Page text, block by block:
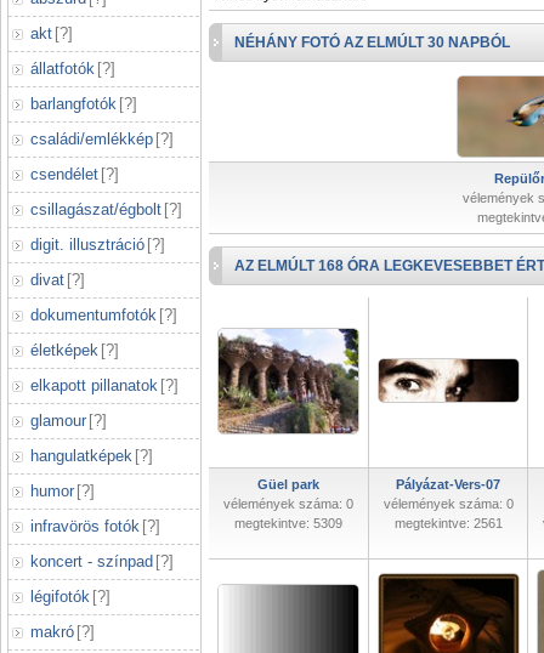
akt [?]
állatfotók [?]
barlangfotók [?]
családi/emlékkép [?]
csendélet [?]
csillagászat/égbolt [?]
digit. illusztráció [?]
divat [?]
dokumentumfotók [?]
életképek [?]
elkapott pillanatok [?]
glamour [?]
hangulatképek [?]
humor [?]
infravörös fotók [?]
koncert - színpad [?]
légifotók [?]
makró [?]
NÉHÁNY FOTÓ AZ ELMÚLT 30 NAPBÓL
vélemények
AZ ELMÚLT 168 ÓRA LEGKEVESEBBET
Güel park
vélemények száma: 0
megtekintve: 5309
Pályázat-Vers-07
vélemények száma: 0
megtekintve: 2561